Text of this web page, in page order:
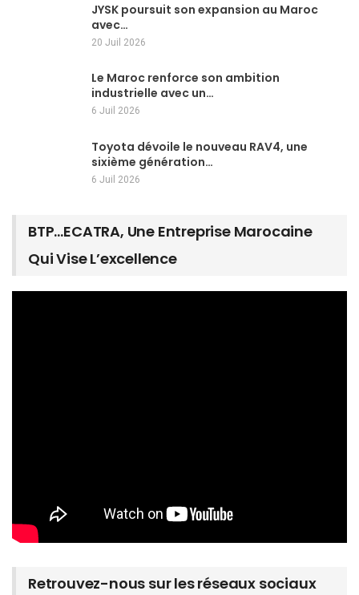
JYSK poursuit son expansion au Maroc
avec…
20 Juil 2026
Le Maroc renforce son ambition
industrielle avec un…
6 Juil 2026
Toyota dévoile le nouveau RAV4, une
sixième génération…
6 Juil 2026
BTP…ECATRA, Une Entreprise Marocaine
Qui Vise L’excellence
Retrouvez-nous sur les réseaux sociaux